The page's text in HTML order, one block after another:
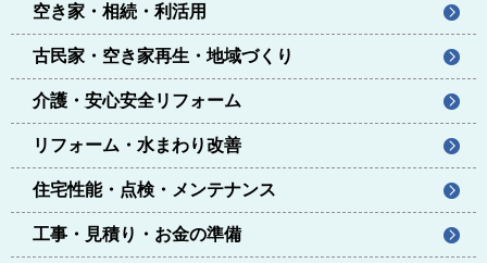
空き家・相続・利活用
古民家・空き家再生・地域づくり
介護・安心安全リフォーム
リフォーム・水まわり改善
住宅性能・点検・メンテナンス
工事・見積り・お金の準備